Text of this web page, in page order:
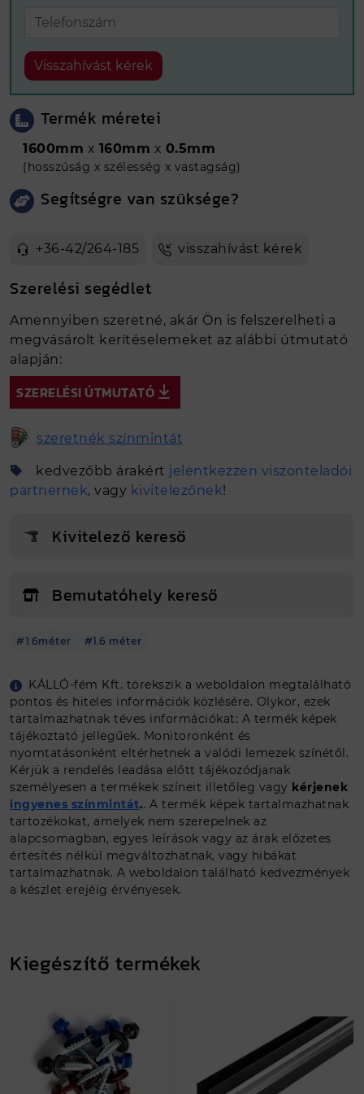
Visszahívást kérek
Termék méretei
1600mm x 160mm x 0.5mm
(hosszúság x szélesség x vastagság)
Segítségre van szüksége?
+36-42/264-185 visszahívást kérek
Szerelési segédlet
Amennyiben szeretné, akár Ön is felszerelheti a
megvásárolt kerítéselemeket az alábbi útmutató
alapján:
SZERELÉSI ÚTMUTATÓ
szeretnék színmintát
kedvezőbb árakért jelentkezzen viszonteladói
partnernek, vagy kivitelezőnek!
Kivitelező kereső
Bemutatóhely kereső
Tovább a tervezőbe
#1.6méter #1.6 méter
KÁLLÓ-fém Kft. törekszik a weboldalon megtalálható
pontos és hiteles információk közlésére. Olykor, ezek
tartalmazhatnak téves információkat: A termék képek
tájékoztató jellegűek. Monitoronként és
nyomtatásonként eltérhetnek a valódi lemezek színétől.
Kérjük a rendelés leadása előtt tájékozódjanak
személyesen a termékek színeit illetőleg vagy kérjenek
ingyenes színmintát.. A termék képek tartalmazhatnak
tartozékokat, amelyek nem szerepelnek az
alapcsomagban, egyes leírások vagy az árak előzetes
értesítés nélkül megváltozhatnak, vagy hibákat
tartalmazhatnak. A weboldalon található kedvezmények
a készlet erejéig érvényesek.
Kiegészítő termékek